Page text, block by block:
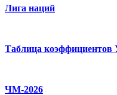
Лига наций
Таблица
ЧМ-2026